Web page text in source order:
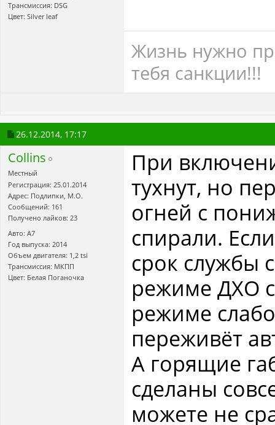
Трансмиссия: DSG
Цвет: Silver leaf
Жизнь нужно
тебя санкции!!!
26.12.2014, 17:17
Collins
Местный
Регистрация: 25.01.2014
Адрес: Подлипки, М.О.
Сообщений: 161
Получено лайков: 23
Авто: A7
Год выпуска: 2014
Объем двигателя: 1,2 tsi
Трансмиссия: МКПП
Цвет: Белая Поганочка
При
тухнут, но
огней с
спирали.
срок службы
режиме ДХО
режиме
переживёт
А горящие
сделаны
можете не